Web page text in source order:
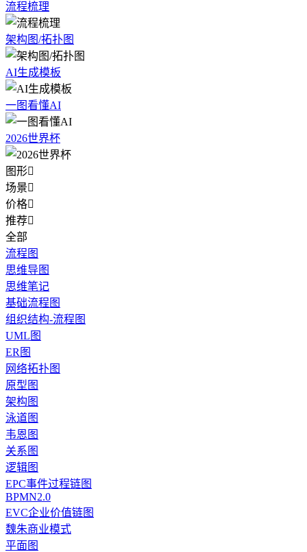
流程梳理
架构图/拓扑图
AI生成模板
一图看懂AI
2026世界杯
图形
场景
价格
推荐
全部
流程图
思维导图
思维笔记
基础流程图
组织结构-流程图
UML图
ER图
网络拓扑图
原型图
架构图
泳道图
韦恩图
关系图
逻辑图
EPC事件过程链图
BPMN2.0
EVC企业价值链图
魏朱商业模式
平面图